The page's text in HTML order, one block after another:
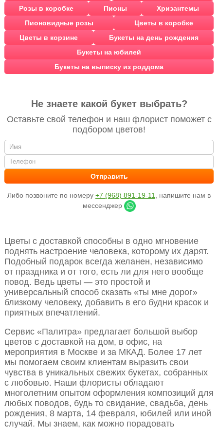
Розы в коробке
Пионы
Хризантемы
Пионовидные розы
Цветы в коробке
Цветы в корзине
Букеты на день рождения
Букеты на юбилей
Букеты на выписку из роддома
Не знаете какой букет выбрать?
Оставьте свой телефон и наш флорист поможет с
подбором цветов!
Либо позвоните по номеру +7 (968) 891-19-11
, напишите нам в
мессенджер
Цветы с доставкой способны в одно мгновение
поднять настроение человека, которому их дарят.
Подобный подарок всегда желанен, независимо
от праздника и от того, есть ли для него вообще
повод. Ведь цветы — это простой и
универсальный способ сказать «ты мне дорог»
близкому человеку, добавить в его будни красок и
приятных впечатлений.
Сервис «Палитра» предлагает большой выбор
цветов с доставкой на дом, в офис, на
мероприятия в Москве и за МКАД. Более 17 лет
мы помогаем своим клиентам выразить свои
чувства в уникальных свежих букетах, собранных
с любовью. Наши флористы обладают
многолетним опытом оформления композиций для
любых поводов, будь то свидание, свадьба, день
рождения, 8 марта, 14 февраля, юбилей или иной
случай. Мы знаем, как можно порадовать